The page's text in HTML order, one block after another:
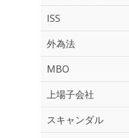
ISS
外為法
MBO
上場子会社
スキャンダル